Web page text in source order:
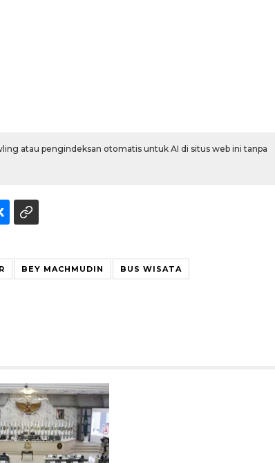
atau pengindeksan otomatis untuk AI di situs web ini tanpa
BEY MACHMUDIN BUS WISATA